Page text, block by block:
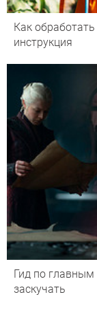
Как
инструкция
Гид по главным
заскучать